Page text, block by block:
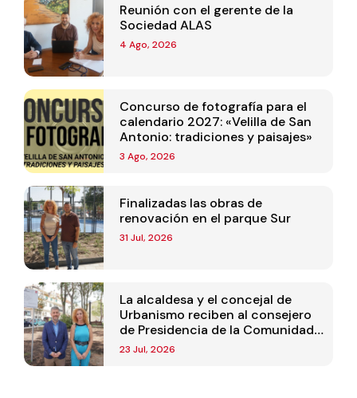
Reunión con el gerente de la
Sociedad ALAS
4 Ago, 2026
Concurso de fotografía para el
calendario 2027: «Velilla de San
Antonio: tradiciones y paisajes»
3 Ago, 2026
Finalizadas las obras de
renovación en el parque Sur
31 Jul, 2026
La alcaldesa y el concejal de
Urbanismo reciben al consejero
de Presidencia de la Comunidad
de Madrid
23 Jul, 2026